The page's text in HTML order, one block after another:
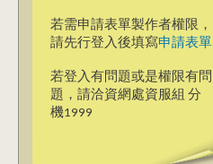
若需申請表單製作者權限，
請先行登入後填寫申請表單
若登入有問題或是權限有問
題，請洽資網處資服組 分
機1999